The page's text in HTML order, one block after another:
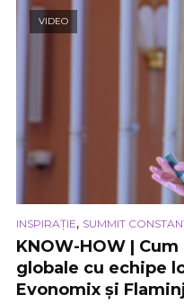
VIDEO
INSPIRAȚIE, SUMMIT
KNOW-HOW |
globale cu echipe
Evonomix și